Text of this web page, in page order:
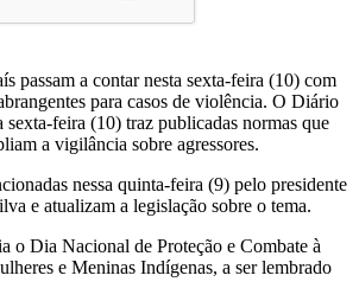
passam a contar nesta sexta-feira (10) com
para casos de violência. O Diário
feira (10) traz publicadas normas que
a vigilância sobre agressores.
nessa quinta-feira (9) pelo presidente
e atualizam a legislação sobre o tema.
o Dia Nacional de Proteção e Combate à
e Meninas Indígenas, a ser lembrado